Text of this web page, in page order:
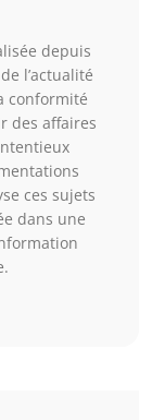
depuis
l’actualité
conformité
des affaires
ces sujets
dans une